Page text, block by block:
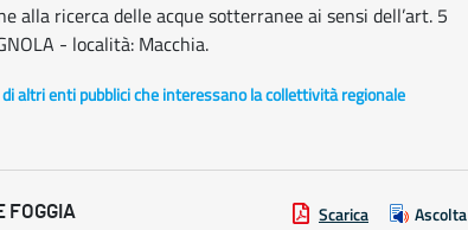
alla ricerca delle acque sotterranee ai sensi dell’art. 5
- località: Macchia.
altri enti pubblici che interessano la collettività regionale
FOGGIA Scarica Ascolta